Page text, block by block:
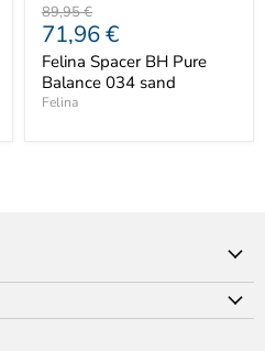
Ursprünglicher
Preis
89,95 €
Aktueller
Preis
71,96 €
Felina Spacer BH Pure
Balance 034 sand
Felina